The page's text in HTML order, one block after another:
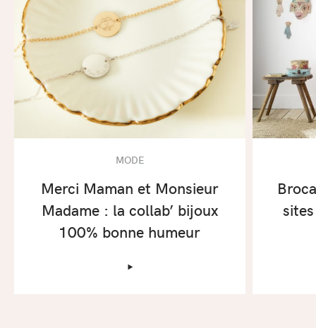
MODE
Merci Maman et Monsieur
Madame : la collab’ bijoux
100% bonne humeur
‣